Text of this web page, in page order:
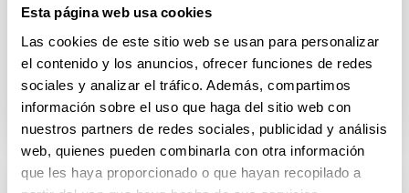
Esta página web usa cookies
Las cookies de este sitio web se usan para personalizar
el contenido y los anuncios, ofrecer funciones de redes
sociales y analizar el tráfico. Además, compartimos
información sobre el uso que haga del sitio web con
nuestros partners de redes sociales, publicidad y análisis
web, quienes pueden combinarla con otra información
que les haya proporcionado o que hayan recopilado a
recomendados por la normativa para identificar
detectar casos de trabajadores expuestos a
acontecimientos traumáticos, fortaleciendo así la
salud y el bienestar de tu equipo.